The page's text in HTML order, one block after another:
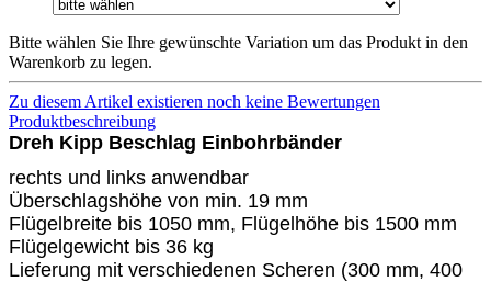
Bitte wählen Sie Ihre gewünschte Variation um das Produkt in den
Warenkorb zu legen.
Zu diesem Artikel existieren noch keine Bewertungen
Produktbeschreibung
Dreh Kipp Beschlag Einbohrbänder
rechts und links anwendbar
Überschlagshöhe von min. 19 mm
Flügelbreite bis 1050 mm, Flügelhöhe bis 1500 mm
Flügelgewicht bis 36 kg
Lieferung mit verschiedenen Scheren (300 mm, 400